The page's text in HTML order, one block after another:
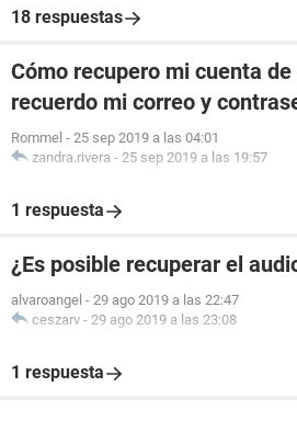
18 respuestas
Cómo recupero mi cuenta
recuerdo mi correo y
Rommel - 25 sep 2019 a las 04:01
zandra.rivera - 25 sep 2019 a las 19:57
1 respuesta
¿Es posible recuperar el
alvaroangel - 29 ago 2019 a las 22:47
ceszarv - 29 ago 2019 a las 23:08
1 respuesta